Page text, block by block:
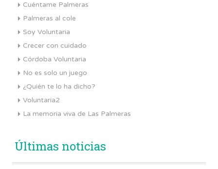
Cuéntame Palmeras
Palmeras al cole
Soy Voluntaria
Crecer con cuidado
Córdoba Voluntaria
No es solo un juego
¿Quién te lo ha dicho?
Voluntaria2
La memoria viva de Las Palmeras
Últimas noticias